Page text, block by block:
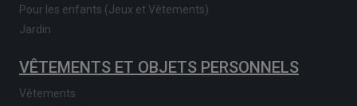
Pour les enfants (Jeux et Vêtements)
Jardin
VÊTEMENTS ET OBJETS PERSONNELS
Vêtements